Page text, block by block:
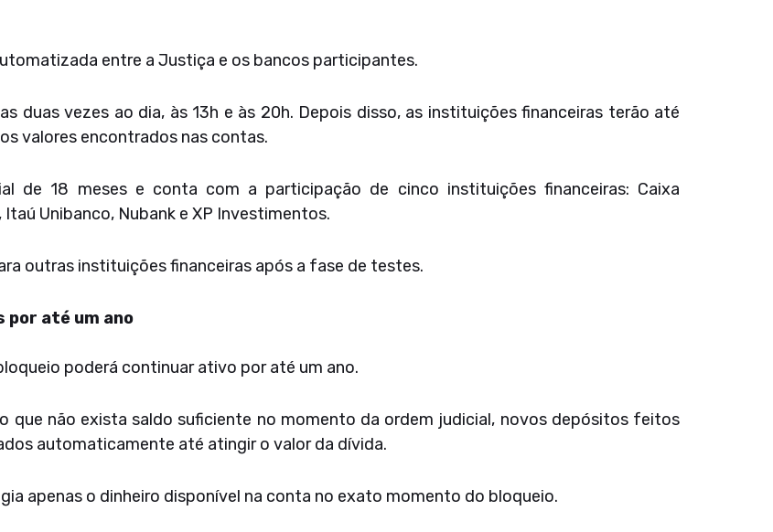
entre a Justiça e os bancos participantes.
duas vezes ao dia, às 13h e às 20h. Depois disso, as instituições financeiras terão até
valores encontrados nas contas.
de 18 meses e conta com a participação de cinco instituições financeiras: Caixa
Unibanco, Nubank e XP Investimentos.
outras instituições financeiras após a fase de testes.
por até um ano
poderá continuar ativo por até um ano.
que não exista saldo suficiente no momento da ordem judicial, novos depósitos feitos
automaticamente até atingir o valor da dívida.
apenas o dinheiro disponível na conta no exato momento do bloqueio.